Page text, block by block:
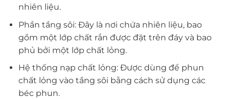
nhiên liệu.
Phần tầng sôi: Đây là nơi chứa nhiên liệu, bao
gồm một lớp chất rắn được đặt trên đáy và bao
phủ bởi một lớp chất lỏng.
Hệ thống nạp chất lỏng: Được dùng để phun
chất lỏng vào tầng sôi bằng cách sử dụng các
béc phun.